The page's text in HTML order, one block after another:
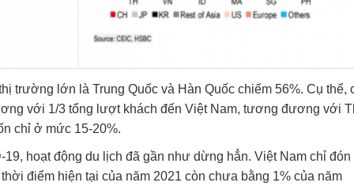
trường lớn là Trung Quốc và Hàn Quốc chiếm 56%. Cụ thể,
với 1/3 tổng lượt khách đến Việt Nam, tương đương với
chỉ ở mức 15-20%.
hoạt động du lịch đã gần như dừng hẳn. Việt Nam chỉ đón
điểm hiện tại của năm 2021 còn chưa bằng 1% của năm